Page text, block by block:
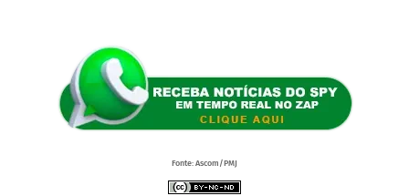
Fonte: Ascom/PMJ